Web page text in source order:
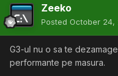
Zeeko
Posted October 24,
G3-ul nu o sa te
performante pe masura.